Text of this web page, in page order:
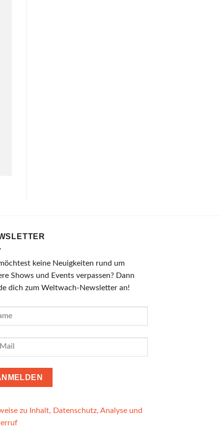
keine Neuigkeiten rund um
Shows und Events verpassen? Dann
dich zum Weltwach-Newsletter an!
zu Inhalt, Datenschutz, Analyse und